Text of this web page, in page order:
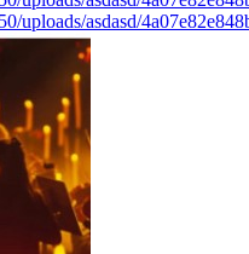
uploads/asdasd/